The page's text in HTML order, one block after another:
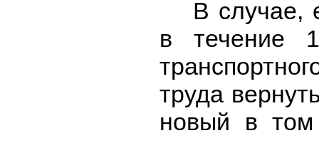
В случае,
в течение
труда
новый в том